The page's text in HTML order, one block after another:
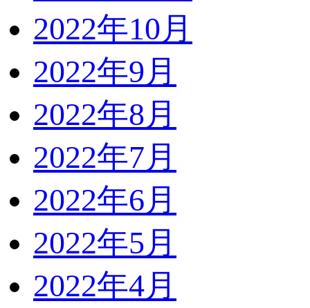
2022年10月
2022年9月
2022年8月
2022年7月
2022年6月
2022年5月
2022年4月